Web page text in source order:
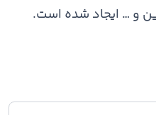
و … ایجاد شده است.